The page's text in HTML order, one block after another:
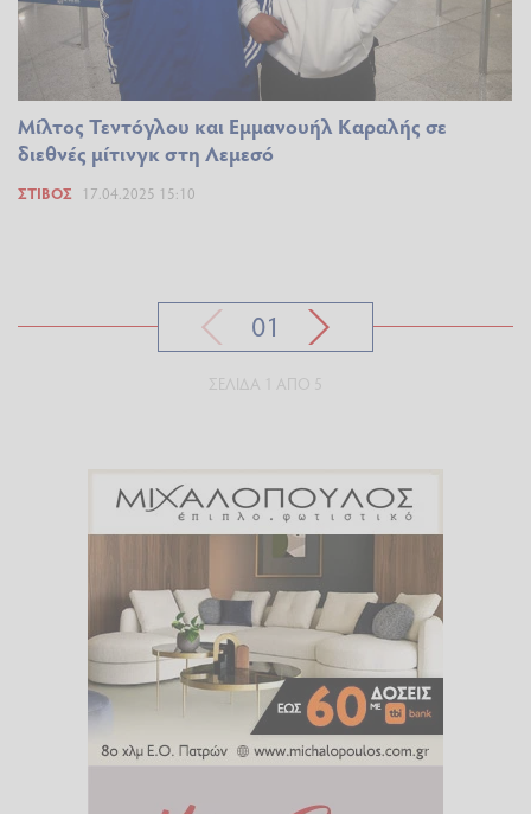
Μίλτος Τεντόγλου και Εμμανουήλ Καραλής σε
διεθνές μίτινγκ στη Λεμεσό
ΣΤΊΒΟΣ 17.04.2025 15:10
01
ΣΕΛΊΔΑ 1 ΑΠΌ 5